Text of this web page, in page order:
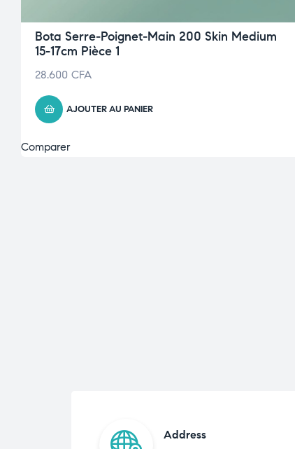
Bota Serre-Poignet-Main 200 Skin Medium
15-17cm Pièce 1
28.600 CFA
AJOUTER AU PANIER
Comparer
Address